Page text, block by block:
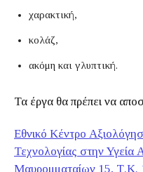
χαρακτική,
κολάζ,
ακόμη και γλυπτική.
Τα έργα θα πρέπει να
Εθνικό Κέντρο
Τεχνολογίας στην
Μαυρομματαίων 15, Τ.Κ.